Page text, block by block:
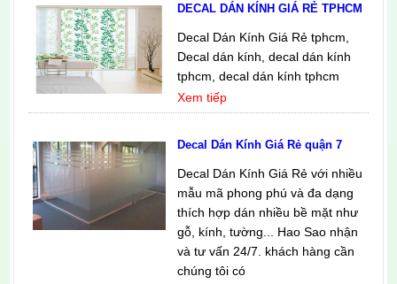
DECAL DÁN KÍNH GIÁ RẺ TPHCM
Decal Dán Kính Giá Rẻ tphcm,
Decal dán kính, decal dán kính
tphcm, decal dán kính tphcm
Xem tiếp
Decal Dán Kính Giá Rẻ quận 7
Decal Dán Kính Giá Rẻ với nhiều
mẫu mã phong phú và đa dạng
thích hợp dán nhiều bề mặt như
gỗ, kính, tường... Hao Sao nhận
và tư vấn 24/7. khách hàng cần
chúng tôi có